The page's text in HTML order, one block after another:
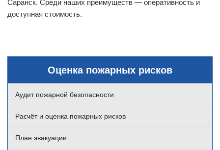
Оценка пожарных рисков
Аудит пожарной безопасности
Расчёт и оценка пожарных рисков
План эвакуации
доступная стоимость.